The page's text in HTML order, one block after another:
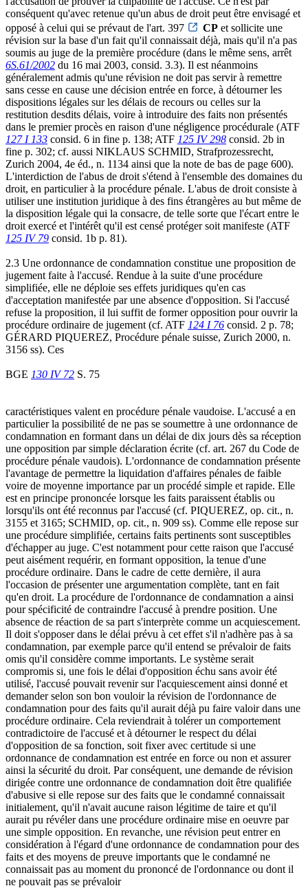
conséquent qu'avec retenue qu'un abus de droit peut être envisagé et
opposé à celui qui se prévaut de l'art. 397
CP et sollicite une
révision sur la base d'un fait qu'il connaissait déjà, mais qu'il n'a pas
soumis au juge de la première procédure (dans le même sens, arrêt
6S.61/2002 du 16 mai 2003, consid. 3.3). Il est néanmoins
généralement admis qu'une révision ne doit pas servir à remettre
sans cesse en cause une décision entrée en force, à détourner les
dispositions légales sur les délais de recours ou celles sur la
restitution desdits délais, voire à introduire des faits non présentés
dans le premier procès en raison d'une négligence procédurale (ATF
127 I 133 consid. 6 in fine p. 138; ATF 125 IV 298 consid. 2b in
fine p. 302; cf. aussi NIKLAUS SCHMID, Strafprozessrecht,
Zurich 2004, 4e éd., n. 1134 ainsi que la note de bas de page 600).
L'interdiction de l'abus de droit s'étend à l'ensemble des domaines du
droit, en particulier à la procédure pénale. L'abus de droit consiste à
utiliser une institution juridique à des fins étrangères au but même de
la disposition légale qui la consacre, de telle sorte que l'écart entre le
droit exercé et l'intérêt qu'il est censé protéger soit manifeste (ATF
125 IV 79 consid. 1b p. 81).
2.3 Une ordonnance de condamnation constitue une proposition de
jugement faite à l'accusé. Rendue à la suite d'une procédure
simplifiée, elle ne déploie ses effets juridiques qu'en cas
d'acceptation manifestée par une absence d'opposition. Si l'accusé
refuse la proposition, il lui suffit de former opposition pour ouvrir la
procédure ordinaire de jugement (cf. ATF 124 I 76 consid. 2 p. 78;
GÉRARD PIQUEREZ, Procédure pénale suisse, Zurich 2000, n.
3156 ss). Ces
BGE 130 IV 72 S. 75
caractéristiques valent en procédure pénale vaudoise. L'accusé a en
particulier la possibilité de ne pas se soumettre à une ordonnance de
condamnation en formant dans un délai de dix jours dès sa réception
une opposition par simple déclaration écrite (cf. art. 267 du Code de
procédure pénale vaudois). L'ordonnance de condamnation présente
l'avantage de permettre la liquidation d'affaires pénales de faible
voire de moyenne importance par un procédé simple et rapide. Elle
est en principe prononcée lorsque les faits paraissent établis ou
lorsqu'ils ont été reconnus par l'accusé (cf. PIQUEREZ, op. cit., n.
3155 et 3165; SCHMID, op. cit., n. 909 ss). Comme elle repose sur
une procédure simplifiée, certains faits pertinents sont susceptibles
d'échapper au juge. C'est notamment pour cette raison que l'accusé
peut aisément requérir, en formant opposition, la tenue d'une
procédure ordinaire. Dans le cadre de cette dernière, il aura
l'occasion de présenter une argumentation complète, tant en fait
qu'en droit. La procédure de l'ordonnance de condamnation a ainsi
pour spécificité de contraindre l'accusé à prendre position. Une
absence de réaction de sa part s'interprète comme un acquiescement.
Il doit s'opposer dans le délai prévu à cet effet s'il n'adhère pas à sa
condamnation, par exemple parce qu'il entend se prévaloir de faits
omis qu'il considère comme importants. Le système serait
compromis si, une fois le délai d'opposition échu sans avoir été
utilisé, l'accusé pouvait revenir sur l'acquiescement ainsi donné et
demander selon son bon vouloir la révision de l'ordonnance de
condamnation pour des faits qu'il aurait déjà pu faire valoir dans une
procédure ordinaire. Cela reviendrait à tolérer un comportement
contradictoire de l'accusé et à détourner le respect du délai
d'opposition de sa fonction, soit fixer avec certitude si une
ordonnance de condamnation est entrée en force ou non et assurer
ainsi la sécurité du droit. Par conséquent, une demande de révision
dirigée contre une ordonnance de condamnation doit être qualifiée
d'abusive si elle repose sur des faits que le condamné connaissait
initialement, qu'il n'avait aucune raison légitime de taire et qu'il
aurait pu révéler dans une procédure ordinaire mise en oeuvre par
une simple opposition. En revanche, une révision peut entrer en
considération à l'égard d'une ordonnance de condamnation pour des
faits et des moyens de preuve importants que le condamné ne
connaissait pas au moment du prononcé de l'ordonnance ou dont il
ne pouvait pas se prévaloir